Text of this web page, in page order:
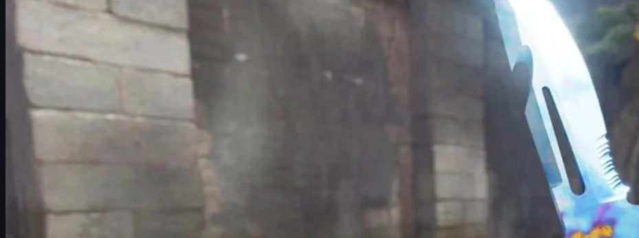
Waarom zijn Survival Knife Blue Gems zo zeldzaam?
Hoe herken je of jouw Survival Knife een Blue Gem is?
Hoe float value Blue Gem Survival Knives be\u00efnvloedt
Prijzen, waarde en handel van Survival Knife Blue Gems
Blue Gems en andere skins kopen/verkopen via UUSKINS
Tips voor verzamelaars en investeerders
Veelgestelde vragen over Survival Knife Blue Gems
Inleiding: Survival Knife Case Hardened & Blue Gems
. De robuuste vorm, agressieve inspect-animaties en het
klassieke modellen zoals de Karambit of M9 Bayonet. Vooral de
-afwerking is populair, omdat elk mes een uniek patroon
Binnen de Case Hardened-afwerkingen spant \u00e9\u00e9n categorie de kroon: de
. Dit zijn patronen waarbij bijna het
vlekken. Door hun schaarste en visuele aantrekkingskracht behoren
Survival Knife Case Hardened Blue Gems
tot de meest gewilde skins
In deze uitgebreide gids krijg je een compleet overzicht van: